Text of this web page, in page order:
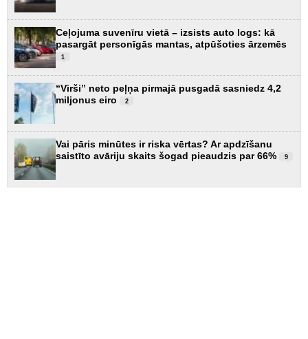
Ceļojuma suvenīru vietā – izsists auto logs: kā
pasargāt personīgās mantas, atpūšoties ārzemēs
1
“Virši” neto peļņa pirmajā pusgadā sasniedz 4,2
miljonus eiro
2
Vai pāris minūtes ir riska vērtas? Ar apdzīšanu
saistīto avāriju skaits šogad pieaudzis par 66%
9